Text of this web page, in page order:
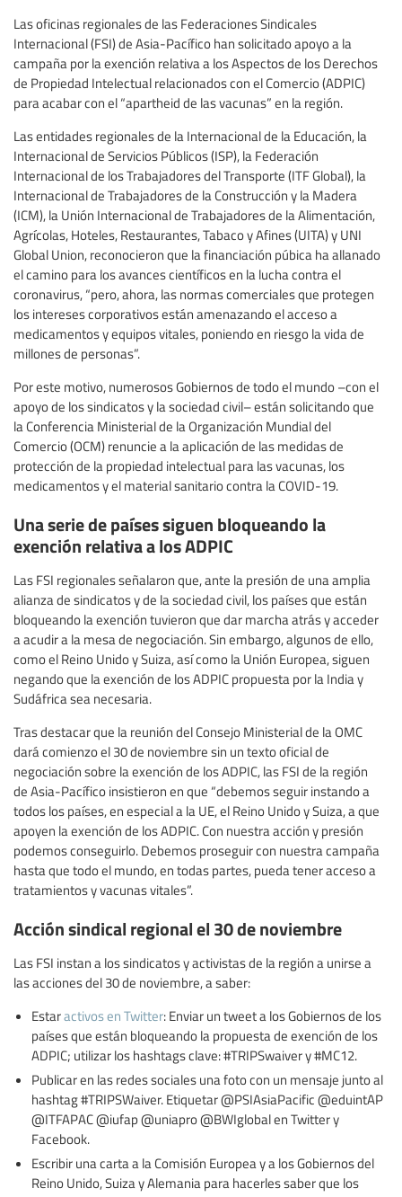
Las oficinas regionales de las Federaciones Sindicales
Internacional (FSI) de Asia-Pacífico han solicitado apoyo a la
campaña por la exención relativa a los Aspectos de los Derechos
de Propiedad Intelectual relacionados con el Comercio (ADPIC)
para acabar con el “apartheid de las vacunas” en la región.
Las entidades regionales de la Internacional de la Educación, la
Internacional de Servicios Públicos (ISP), la Federación
Internacional de los Trabajadores del Transporte (ITF Global), la
Internacional de Trabajadores de la Construcción y la Madera
(ICM), la Unión Internacional de Trabajadores de la Alimentación,
Agrícolas, Hoteles, Restaurantes, Tabaco y Afines (UITA) y UNI
Global Union, reconocieron que la financiación púbica ha allanado
el camino para los avances científicos en la lucha contra el
coronavirus, “pero, ahora, las normas comerciales que protegen
los intereses corporativos están amenazando el acceso a
medicamentos y equipos vitales, poniendo en riesgo la vida de
millones de personas”.
Por este motivo, numerosos Gobiernos de todo el mundo –con el
apoyo de los sindicatos y la sociedad civil– están solicitando que
la Conferencia Ministerial de la Organización Mundial del
Comercio (OCM) renuncie a la aplicación de las medidas de
protección de la propiedad intelectual para las vacunas, los
medicamentos y el material sanitario contra la COVID-19.
Una serie de países siguen bloqueando la
exención relativa a los ADPIC
Las FSI regionales señalaron que, ante la presión de una amplia
alianza de sindicatos y de la sociedad civil, los países que están
bloqueando la exención tuvieron que dar marcha atrás y acceder
a acudir a la mesa de negociación. Sin embargo, algunos de ello,
como el Reino Unido y Suiza, así como la Unión Europea, siguen
negando que la exención de los ADPIC propuesta por la India y
Sudáfrica sea necesaria.
Tras destacar que la reunión del Consejo Ministerial de la OMC
dará comienzo el 30 de noviembre sin un texto oficial de
negociación sobre la exención de los ADPIC, las FSI de la región
de Asia-Pacífico insistieron en que “debemos seguir instando a
todos los países, en especial a la UE, el Reino Unido y Suiza, a que
apoyen la exención de los ADPIC. Con nuestra acción y presión
podemos conseguirlo. Debemos proseguir con nuestra campaña
hasta que todo el mundo, en todas partes, pueda tener acceso a
tratamientos y vacunas vitales”.
Acción sindical regional el 30 de noviembre
Las FSI instan a los sindicatos y activistas de la región a unirse a
las acciones del 30 de noviembre, a saber:
Estaractivos en Twitter: Enviar un tweet a los Gobiernos de los
países que están bloqueando la propuesta de exención de los
ADPIC; utilizar los hashtags clave: #TRIPSwaiver y #MC12.
Publicar en las redes sociales una foto con un mensaje junto al
hashtag #TRIPSWaiver. Etiquetar @PSIAsiaPacific @eduintAP
@ITFAPAC @iufap @uniapro @BWIglobal en Twitter y
Facebook.
Escribir una carta a la Comisión Europea y a los Gobiernos del
Reino Unido, Suiza y Alemania para hacerles saber que los